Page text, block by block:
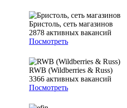
Бристоль, сеть магазинов
2878 активных вакансий
Посмотреть
RWB (Wildberries & Russ)
3366 активных вакансий
Посмотреть